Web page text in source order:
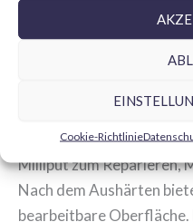
Cookie-Richtlinie
Texturen, Reparieren
Umbauen von
werden. Auch für
eine gute Wahl.
Milliput zum Reparieren,
Nach dem Aushärten
bearbeitbare Oberfläche.